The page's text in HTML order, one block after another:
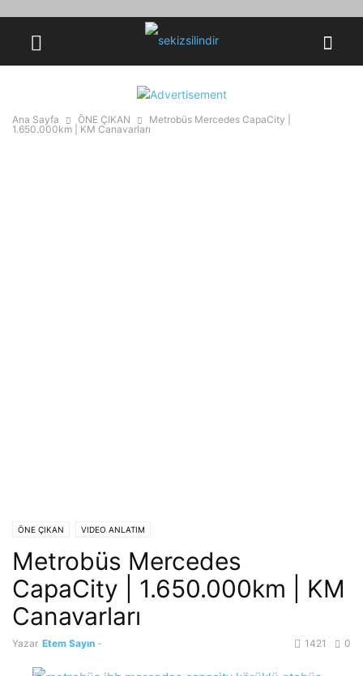
Ana Sayfa ÖNE ÇIKAN
Metrobüs Mercedes CapaCity |
1.650.000km | KM Canavarları
ÖNE ÇIKAN VIDEO ANLATIM
Metrobüs Mercedes
CapaCity | 1.650.000km | KM
Canavarları
Yazar Etem Sayın - 0
1421